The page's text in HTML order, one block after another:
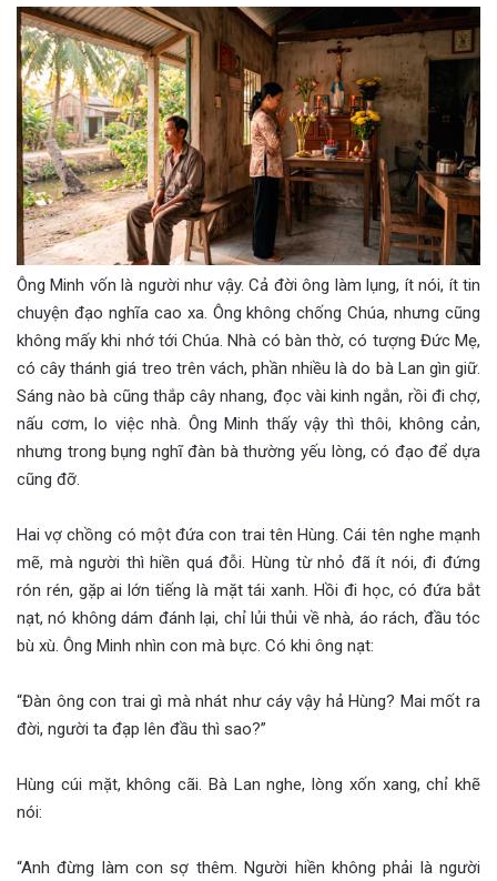
Ông Minh vốn là người như vậy. Cả đời ông làm lụng, ít nói, ít tin
chuyện đạo nghĩa cao xa. Ông không chống Chúa, nhưng cũng
không mấy khi nhớ tới Chúa. Nhà có bàn thờ, có tượng Đức Mẹ,
có cây thánh giá treo trên vách, phần nhiều là do bà Lan gìn giữ.
Sáng nào bà cũng thắp cây nhang, đọc vài kinh ngắn, rồi đi chợ,
nấu cơm, lo việc nhà. Ông Minh thấy vậy thì thôi, không cản,
nhưng trong bụng nghĩ đàn bà thường yếu lòng, có đạo để dựa
cũng đỡ.
Hai vợ chồng có một đứa con trai tên Hùng. Cái tên nghe mạnh
mẽ, mà người thì hiền quá đỗi. Hùng từ nhỏ đã ít nói, đi đứng
rón rén, gặp ai lớn tiếng là mặt tái xanh. Hồi đi học, có đứa bắt
nạt, nó không dám đánh lại, chỉ lủi thủi về nhà, áo rách, đầu tóc
bù xù. Ông Minh nhìn con mà bực. Có khi ông nạt:
“Đàn ông con trai gì mà nhát như cáy vậy hả Hùng? Mai mốt ra
đời, người ta đạp lên đầu thì sao?”
Hùng cúi mặt, không cãi. Bà Lan nghe, lòng xốn xang, chỉ khẽ
nói:
“Anh đừng làm con sợ thêm. Người hiền không phải là người